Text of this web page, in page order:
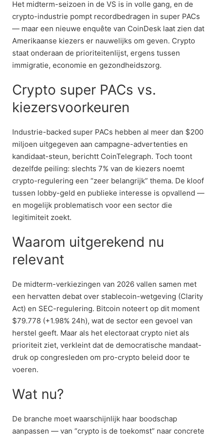
Het midterm-seizoen in de VS is in volle gang, en de
crypto-industrie pompt recordbedragen in super PACs
— maar een nieuwe enquête van CoinDesk laat zien dat
Amerikaanse kiezers er nauwelijks om geven. Crypto
staat onderaan de prioriteitenlijst, ergens tussen
immigratie, economie en gezondheidszorg.
Crypto super PACs vs.
kiezersvoorkeuren
Industrie-backed super PACs hebben al meer dan $200
miljoen uitgegeven aan campagne-advertenties en
kandidaat-steun, berichtt CoinTelegraph. Toch toont
dezelfde peiling: slechts 7% van de kiezers noemt
crypto-regulering een “zeer belangrijk” thema. De kloof
tussen lobby-geld en publieke interesse is opvallend —
en mogelijk problematisch voor een sector die
legitimiteit zoekt.
Waarom uitgerekend nu
relevant
De midterm-verkiezingen van 2026 vallen samen met
een hervatten debat over stablecoin-wetgeving (Clarity
Act) en SEC-regulering. Bitcoin noteert op dit moment
$79.778 (+1.98% 24h), wat de sector een gevoel van
herstel geeft. Maar als het electoraat crypto niet als
prioriteit ziet, verkleint dat de democratische mandaat-
druk op congresleden om pro-crypto beleid door te
voeren.
Wat nu?
De branche moet waarschijnlijk haar boodschap
aanpassen — van “crypto is de toekomst” naar concrete